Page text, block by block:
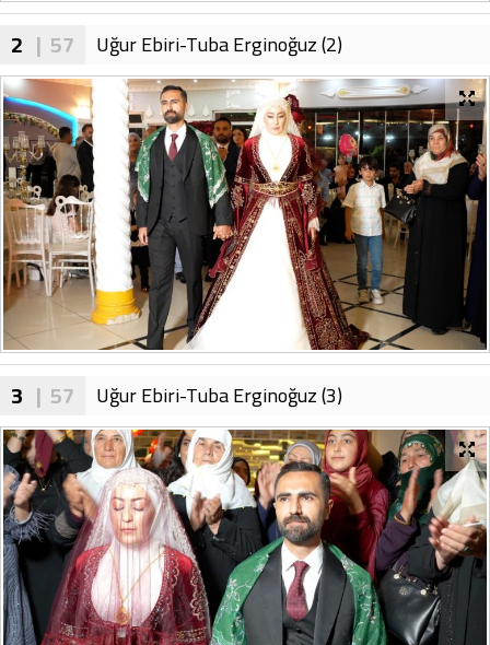
2 | 57 Uğur Ebiri-Tuba Erginoğuz (2)
3 | 57 Uğur Ebiri-Tuba Erginoğuz (3)